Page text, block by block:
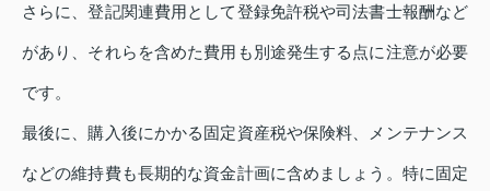
さらに、登記関連費用として登録免許税や司法書士報酬など
があり、それらを含めた費用も別途発生する点に注意が必要
です。
最後に、購入後にかかる固定資産税や保険料、メンテナンス
などの維持費も長期的な資金計画に含めましょう。特に固定